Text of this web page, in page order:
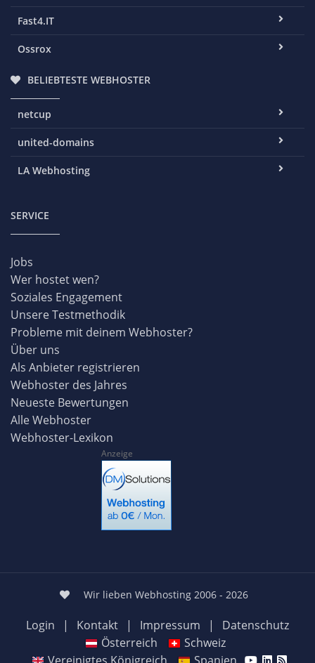
Fast4.IT
Ossrox
BELIEBTESTE WEBHOSTER
netcup
united-domains
LA Webhosting
SERVICE
Jobs
Wer hostet wen?
Soziales Engagement
Unsere Testmethodik
Probleme mit deinem Webhoster?
Über uns
Als Anbieter registrieren
Webhoster des Jahres
Neueste Bewertungen
Alle Webhoster
Webhoster-Lexikon
Anzeige
Wir lieben Webhosting 2006 - 2026
Login | Kontakt | Impressum |
Datenschutz
Österreich
Schweiz